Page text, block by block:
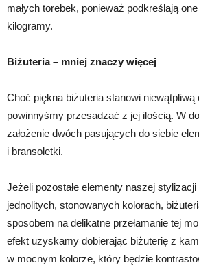
małych torebek, ponieważ podkreślają
kilogramy.
Biżuteria – mniej znaczy więcej
Choć piękna biżuteria stanowi
powinnyśmy przesadzać z jej ilością. W
założenie dwóch pasujących do siebie
i bransoletki.
Jeżeli pozostałe elementy naszej
jednolitych, stonowanych kolorach,
sposobem na delikatne przełamanie tej
efekt uzyskamy dobierając biżuterię z
w mocnym kolorze, który będzie